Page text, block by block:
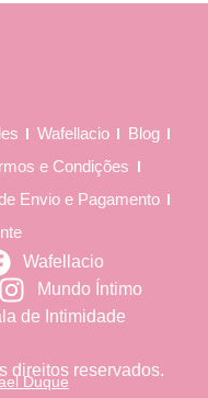
Wafellacio
Blog
e Condições
Envio e Pagamento
Wafellacio
Mundo Íntimo
de Intimidade
direitos reservados.
Duque